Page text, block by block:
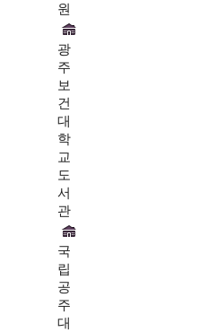
원
광
주
보
건
대
학
교
도
서
관
국
립
공
주
대